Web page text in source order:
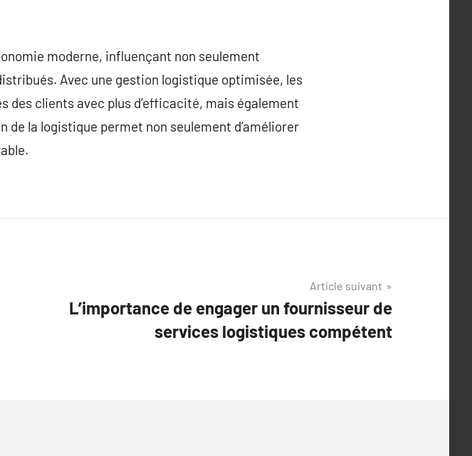
moderne, influençant non seulement
Avec une gestion logistique optimisée, les
clients avec plus d’efficacité, mais également
de la logistique permet non seulement d’améliorer
Article suivant
L’importance de engager un fournisseur de
services logistiques compétent